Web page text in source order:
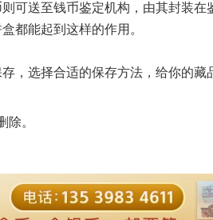
送至钱币鉴定机构，由其封装在
都能起到这样的作用。
选择合适的保存方法，给你的藏
。